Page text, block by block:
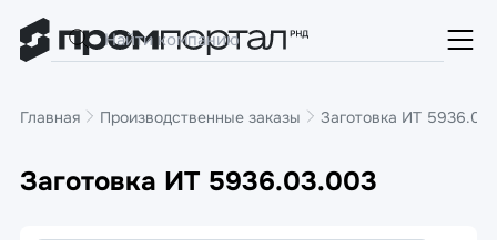
Главная Производственные заказы Заготовка ИТ
Заготовка ИТ 5936.03.003